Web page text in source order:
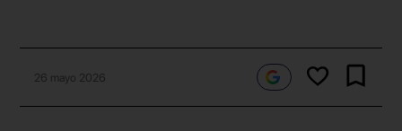
26 mayo 2026